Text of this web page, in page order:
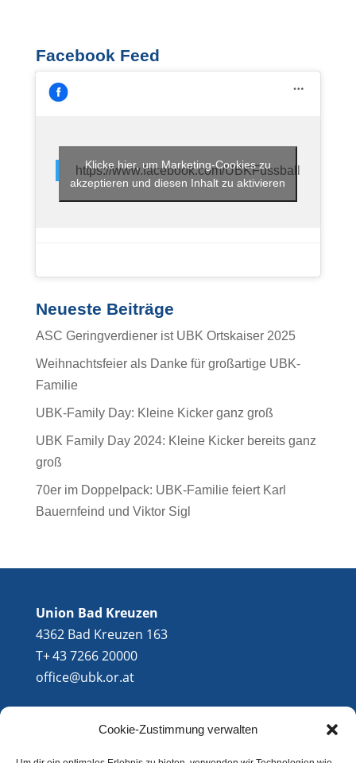
Cookie-Zustimmung verwalten
Facebook Feed
https://www.facebook.com/UBKFussball
Klicke hier, um Marketing-Cookies zu
akzeptieren und diesen Inhalt zu aktivieren
Neueste Beiträge
ASC Geringverdiener ist UBK Ortskaiser 2025
Weihnachtsfeier als Danke für großartige UBK-
Familie
UBK-Family Day: Kleine Kicker ganz groß
UBK Family Day 2024: Kleine Kicker bereits ganz
groß
70er im Doppelpack: UBK-Familie feiert Karl
Bauernfeind und Viktor Sigl
Union Bad Kreuzen
4362 Bad Kreuzen 163
T+ 43 7266 20000
office@ubk.or.at